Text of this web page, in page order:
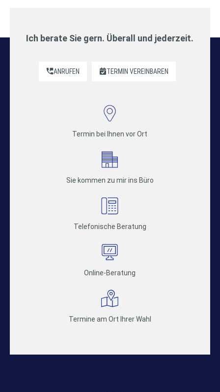
Ich berate Sie gern. Überall und jederzeit.
ANRUFEN TERMIN VEREINBAREN
Termin bei Ihnen vor Ort
Sie kommen zu mir ins Büro
Telefonische Beratung
Online-Beratung
Termine am Ort Ihrer Wahl